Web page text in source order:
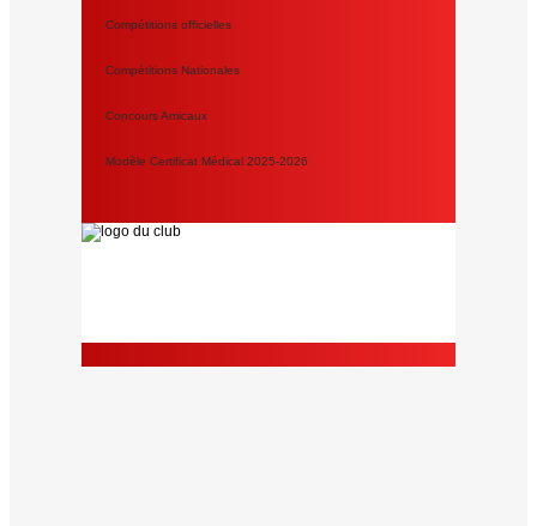
Compétitions officielles
Compétitions Nationales
Concours Amicaux
Modèle Certificat Médical 2025-2026